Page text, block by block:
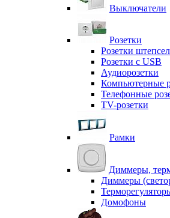
Выключатели
Розетки
Розетки
Розетки с USB
Аудиорозетки
Компьютерные
Телефонные
TV-розетки
Рамки
Диммеры,
Диммеры
Домофоны